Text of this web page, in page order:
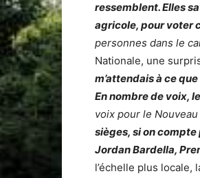
ressemblent. Elles
agricole, pour voter
personnes dans le
Nationale, une
m’attendais à ce
En nombre de voix,
voix pour le
sièges, si on
Jordan Bardella,
l’échelle plus